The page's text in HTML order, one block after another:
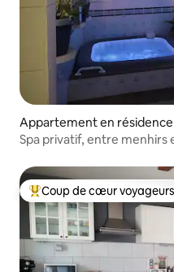
Appartement en résidence
Spa privatif, entre menhirs
Coups de cœur voyageurs
Coup de cœur voyageurs